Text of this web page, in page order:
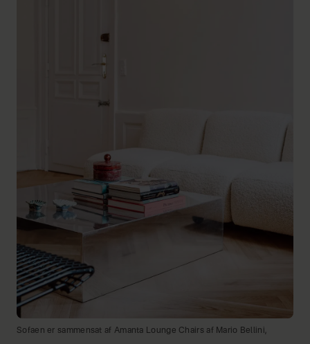
Sofaen er sammensat af Amanta Lounge Chairs af Mario Bellini,